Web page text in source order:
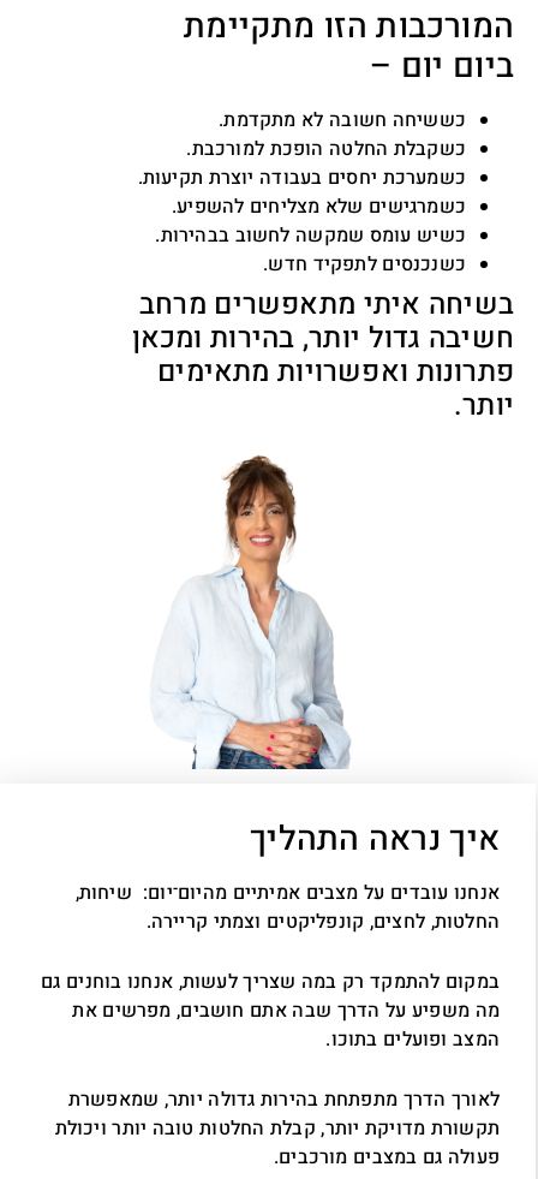
המורכבות הזו מתקיימת
ביום יום –
כששיחה חשובה לא מתקדמת.
כשקבלת החלטה הופכת למורכבת.
כשמערכת יחסים בעבודה יוצרת תקיעות.
כשמרגישים שלא מצליחים להשפיע.
כשיש עומס שמקשה לחשוב בבהירות.
כשנכנסים לתפקיד חדש.
בשיחה איתי מתאפשרים מרחב
חשיבה גדול יותר, בהירות ומכאן
פתרונות ואפשרויות מתאימים
יותר.
איך נראה התהליך
אנחנו עובדים על מצבים אמיתיים מהיום־יום: שיחות,
החלטות, לחצים, קונפליקטים וצמתי קריירה.
במקום להתמקד רק במה שצריך לעשות, אנחנו בוחנים גם
מה משפיע על הדרך שבה אתם חושבים, מפרשים את
המצב ופועלים בתוכו.
לאורך הדרך מתפתחת בהירות גדולה יותר, שמאפשרת
תקשורת מדויקת יותר, קבלת החלטות טובה יותר ויכולת
פעולה גם במצבים מורכבים.